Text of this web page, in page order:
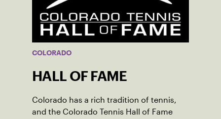
COLORADO
HALL OF FAME
Colorado has a rich tradition of tennis,
and the Colorado Tennis Hall of Fame